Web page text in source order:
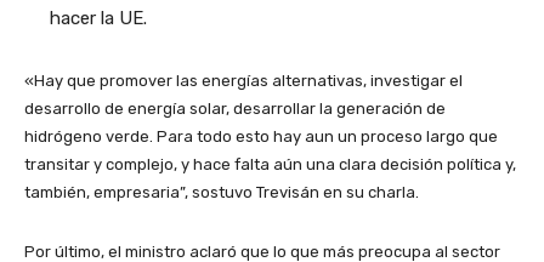
hacer la UE.
«Hay que promover las energías alternativas, investigar el
desarrollo de energía solar, desarrollar la generación de
hidrógeno verde. Para todo esto hay aun un proceso largo que
transitar y complejo, y hace falta aún una clara decisión política y,
también, empresaria”, sostuvo Trevisán en su charla.
Por último, el ministro aclaró que lo que más preocupa al sector